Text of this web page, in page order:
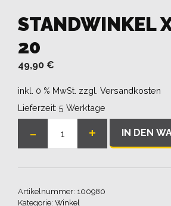
STANDWINKEL
20
49,90 €
inkl. 0 % MwSt. zzgl. Versandkosten
Lieferzeit: 5 Werktage
-
Standwinkel
325
+ IN DEN
Artikelnummer: 100980
Kategorie: Winkel